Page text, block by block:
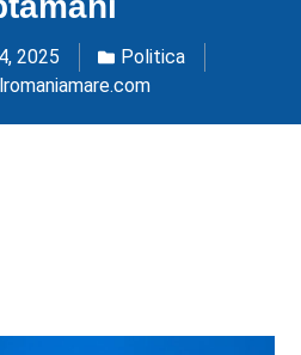
2025
Politica